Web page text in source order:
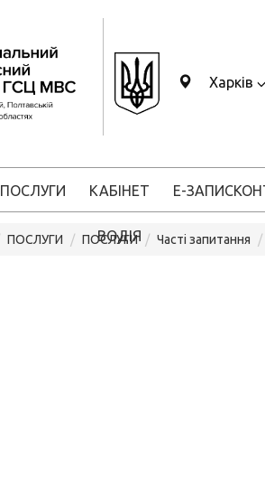
Харків
ПОСЛУГИ КАБІНЕТ
ВОДІЯ
Е-ЗАПИС
ПОСЛУГИ ПОСЛУГИ Часті запитання